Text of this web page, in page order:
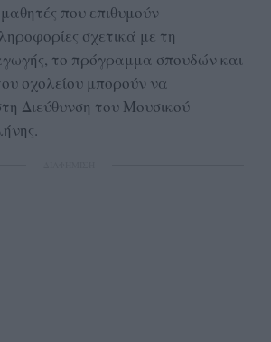
μαθητές που επιθυμούν
σχετικά με τη
το πρόγραμμα σπουδών και
σχολείου μπορούν να
Διεύθυνση του Μουσικού